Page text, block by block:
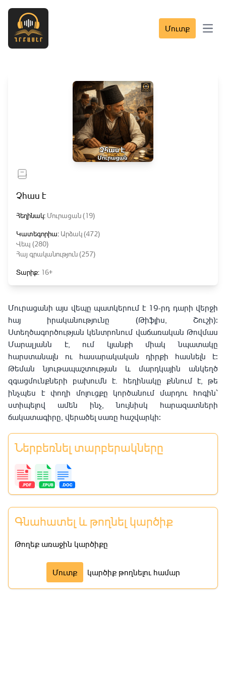
Մուտք Open
Չհաս է
Հեղինակ: Մուրացան (19)
Կատեգորիա: Արձակ (472)
Վեպ (280)
Հայ գրականություն (257)
Տարիք: 16+
Մուրացանի այս վեպը պատկերում է 19-րդ դարի վերջի
հայ իրականությունը (Թիֆլիս, Շուշի):
Ստեղծագործության կենտրոնում վաճառական Թովմաս
Մարալյանն է, ում կյանքի միակ նպատակը
հարստանալն ու հասարակական դիրքի հասնելն է:
Թեման նյութապաշտության և մարդկային անկեղծ
զգացմունքների բախումն է. հեղինակը քննում է, թե
ինչպես է փողի մոլուցքը կործանում մարդու հոգին՝
ստիպելով ամեն ինչ, նույնիսկ հարազատների
ճակատագիրը, վերածել սառը հաշվարկի:
Ներբեռնել տարբերակները
Գնահատել և թողնել կարծիք
Թողեք առաջին կարծիքը
Մուտք կարծիք թողնելու համար